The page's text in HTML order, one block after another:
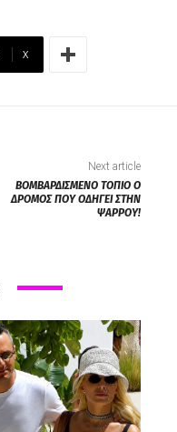
X
Next article
ΒΟΜΒΑΡΔΙΣΜΕΝΟ ΤΟΠΙΟ Ο
ΔΡΟΜΟΣ ΠΟΥ ΟΔΗΓΕΙ ΣΤΗΝ
ΨΑΡΡΟΥ!